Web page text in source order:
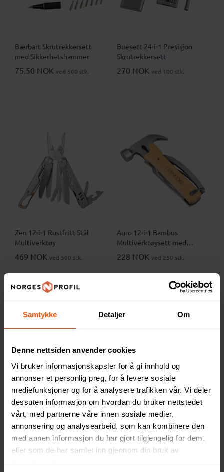
Samtykke Detaljer Om
Denne nettsiden anvender cookies
Vi bruker informasjonskapsler for å gi innhold og
annonser et personlig preg, for å levere sosiale
mediefunksjoner og for å analysere trafikken vår. Vi deler
dessuten informasjon om hvordan du bruker nettstedet
vårt, med partnerne våre innen sosiale medier,
annonsering og analysearbeid, som kan kombinere den
med annen informasjon du har gjort tilgjengelig for dem,
eller som de har samlet inn gjennom din bruk av
Bærbart Skrutrekkersett
med Sikkerhetshammer
75.50 NOK ved 500 stk.
Buesett 24-i-1 Presisjon
Skrutrekkersett
270 NOK ved 100 stk.
Zen 12-i-1 Rustfritt Stål
Multiverktøy
469 NOK ved 500 stk.
Auro 12-i-1 Bambus
Multiverktøysett med
Hammer
228 NOK ved 250 stk.
Alton 48-i-1 Presisjon
Skrutrekkersett
328 NOKved 100 stk.
Avion Metall 13-i-1 Penn
Skrutrekkersett
152 NOKved 250 stk.